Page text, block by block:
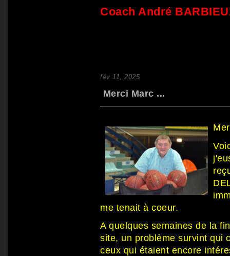
Coach André
fév 11, 2025
Merci Marc ...
me tenait à coeur.
A quelques semaines de la
site, un problème survint qui
ceux qui étaient encore